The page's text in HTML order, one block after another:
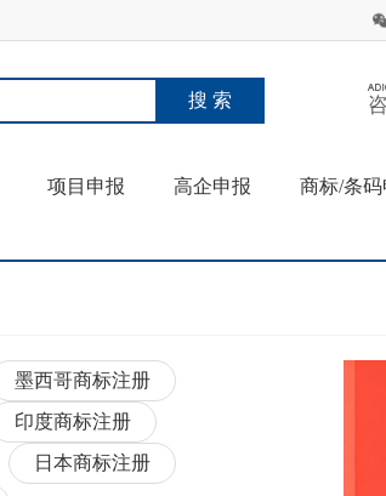
项目申报 高企申报 商标/条
墨西哥商标注册
印度商标注册
日本商标注册